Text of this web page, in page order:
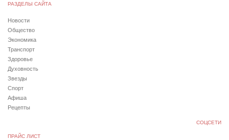
РАЗДЕЛЫ САЙТА
Новости
Общество
Экономика
Транспорт
Здоровье
Духовность
Звезды
Спорт
Афиша
Рецепты
СОЦСЕТИ
ПРАЙС ЛИСТ